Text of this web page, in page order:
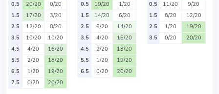
0.5
20/20
0/20
1.5
17/20
3/20
2.5
12/20
8/20
3.5
10/20
10/20
4.5
4/20
16/20
5.5
2/20
18/20
6.5
1/20
19/20
7.5
0/20 20/20
0.5
19/20
1/20
1.5
14/20
6/20
2.5
6/20
14/20
3.5
4/20
16/20
4.5
2/20
18/20
5.5
1/20
19/20
6.5
0/20 20/20
0.5
11/20
9/20
1.5
8/20
12/20
2.5
1/20
19/20
3.5
0/20 20/20